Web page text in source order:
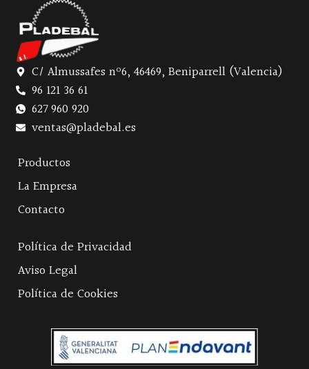
C/ Almussafes nº6, 46469, Beniparrell (Valencia)
96 121 36 61
627 960 920
ventas@pladebal.es
Productos
La Empresa
Contacto
Política de Privacidad
Aviso Legal
Política de Cookies